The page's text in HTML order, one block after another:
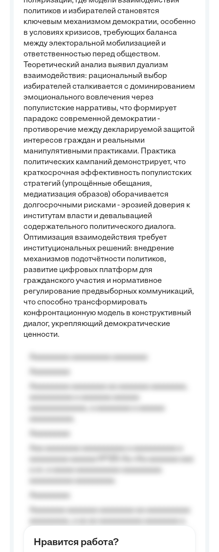
политиков и избирателей становятся
ключевым механизмом демократии, особенно
в условиях кризисов, требующих баланса
между электоральной мобилизацией и
ответственностью перед обществом.
Теоретический анализ выявил дуализм
взаимодействия: рациональный выбор
избирателей сталкивается с доминированием
эмоционального вовлечения через
популистские нарративы, что формирует
парадокс современной демократии -
противоречие между декларируемой защитой
интересов граждан и реальными
манипулятивными практиками. Практика
политических кампаний демонстрирует, что
краткосрочная эффективность популистских
стратегий (упрощённые обещания,
медиатизация образов) оборачивается
долгосрочными рисками - эрозией доверия к
институтам власти и девальвацией
содержательного политического диалога.
Оптимизация взаимодействия требует
институциональных решений: внедрение
механизмов подотчётности политиков,
развитие цифровых платформ для
гражданского участия и нормативное
регулирование предвыборных коммуникаций,
что способно трансформировать
конфронтационную модель в конструктивный
диалог, укрепляющий демократические
ценности.
Aaaaaaaaa
Нравится работа?